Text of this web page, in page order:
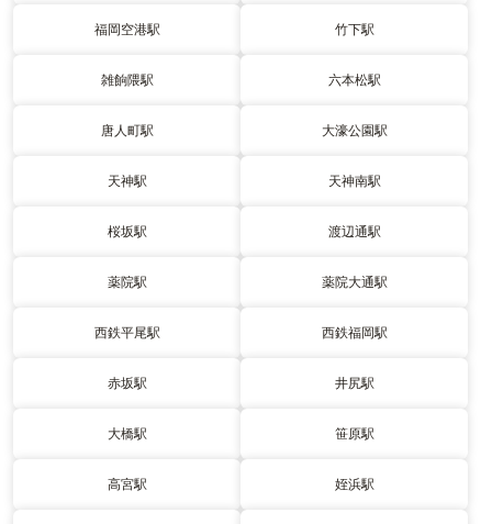
福岡空港駅 竹下駅
雑餉隈駅 六本松駅
唐人町駅 大濠公園駅
天神駅 天神南駅
桜坂駅 渡辺通駅
薬院駅 薬院大通駅
西鉄平尾駅 西鉄福岡駅
赤坂駅 井尻駅
大橋駅 笹原駅
高宮駅 姪浜駅